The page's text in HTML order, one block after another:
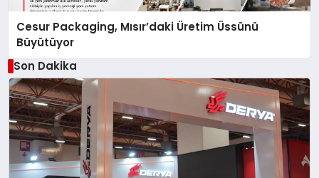
Cesur Packaging, Mısır’daki Üretim Üssünü
Büyütüyor
Son Dakika